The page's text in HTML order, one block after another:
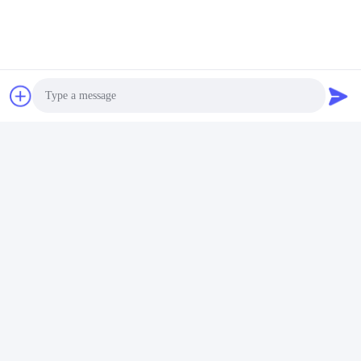
Contato rápido